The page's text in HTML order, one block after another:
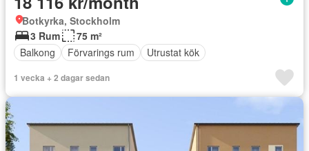
Botkyrka, Stockholm
3 Rum
75 m²
Balkong
Förvarings rum Utrustat kök
1 vecka + 2 dagar sedan